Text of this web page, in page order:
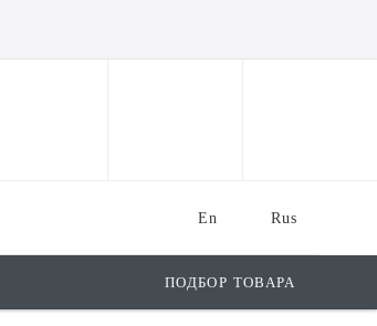
Rus
En
ПОДБОР ТОВАРА